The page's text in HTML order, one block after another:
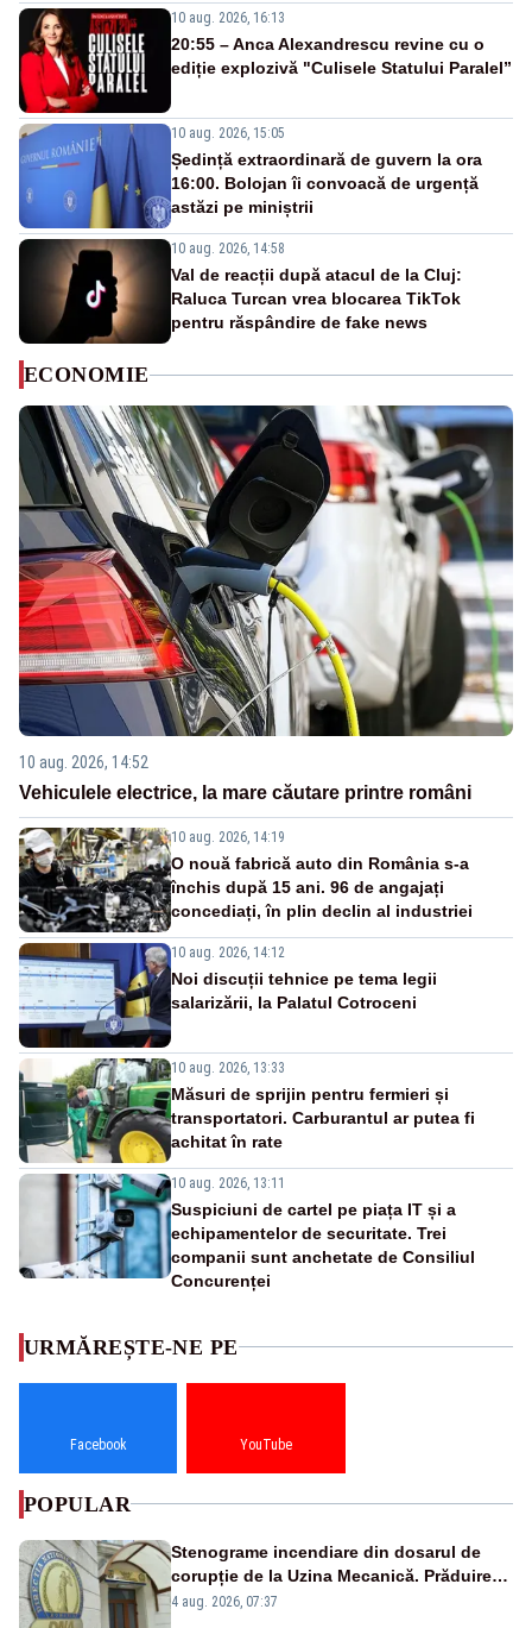
10 aug. 2026, 16:13
20:55 – Anca Alexandrescu revine cu o
ediție explozivă "Culisele Statului Paralel”
10 aug. 2026, 15:05
Ședință extraordinară de guvern la ora
16:00. Bolojan îi convoacă de urgență
astăzi pe miniștrii
10 aug. 2026, 14:58
Val de reacții după atacul de la Cluj:
Raluca Turcan vrea blocarea TikTok
pentru răspândire de fake news
ECONOMIE
10 aug. 2026, 14:52
Vehiculele electrice, la mare căutare printre români
10 aug. 2026, 14:19
O nouă fabrică auto din România s-a
închis după 15 ani. 96 de angajați
concediați, în plin declin al industriei
10 aug. 2026, 14:12
Noi discuții tehnice pe tema legii
salarizării, la Palatul Cotroceni
10 aug. 2026, 13:33
Măsuri de sprijin pentru fermieri și
transportatori. Carburantul ar putea fi
achitat în rate
10 aug. 2026, 13:11
Suspiciuni de cartel pe piața IT și a
echipamentelor de securitate. Trei
companii sunt anchetate de Consiliul
Concurenței
URMĂREȘTE-NE PE
Facebook YouTube
POPULAR
Stenograme incendiare din dosarul de
corupție de la Uzina Mecanică. Prăduirea
banilor din programul SAFE, interceptată
4 aug. 2026, 07:37